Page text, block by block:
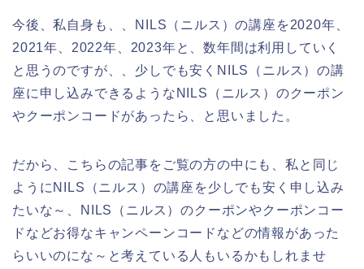
今後、私自身も、、NILS（ニルス）の講座を2020年、
2021年、2022年、2023年と、数年間は利用していく
と思うのですが、、少しでも安くNILS（ニルス）の講
座に申し込みできるようなNILS（ニルス）のクーポン
やクーポンコードがあったら、と思いました。
だから、こちらの記事をご覧の方の中にも、私と同じ
ようにNILS（ニルス）の講座を少しでも安く申し込み
たいな～、NILS（ニルス）のクーポンやクーポンコー
ドなどお得なキャンペーンコードなどの情報があった
らいいのにな～と考えている人もいるかもしれませ